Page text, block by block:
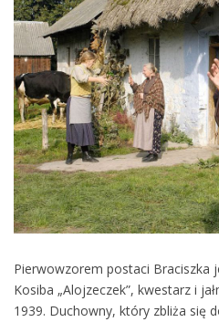
Pierwowzorem postaci Braciszka
Kosiba „Alojzeczek”, kwestarz i
1939. Duchowny, który zbliża się